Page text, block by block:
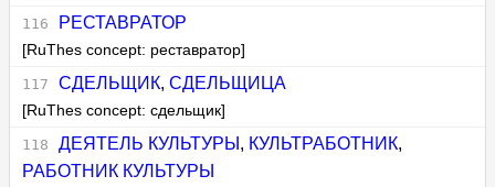
РЕСТАВРАТОР
[RuThes concept: реставратор]
СДЕЛЬЩИК, СДЕЛЬЩИЦА
[RuThes concept: сдельщик]
ДЕЯТЕЛЬ КУЛЬТУРЫ , КУЛЬТРАБОТНИК,
РАБОТНИК КУЛЬТУРЫ